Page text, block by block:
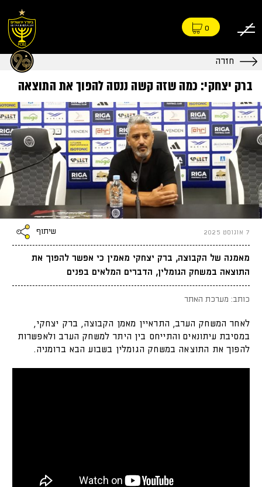
0
חזרה
ברק יצחקי: כמה שזה קשה ננסה להפוך את התוצאה
7 אוגוסט 2025 שיתוף
מאמנה של הקבוצה, ברק יצחקי מאמין כי אפשר להפוך את
התוצאה במשחק הגומלין, הדברים המלאים בפנים
כותב: מערכת האתר
לאחר המשחק הערב, התראיין מאמן הקבוצה, ברק יצחקי,
במסיבת עיתונאים והתייחס בין היתר למשחק הערב ולאפשרות
להפוך את התוצאה במשחק הגומלין בשבוע הבא ברומניה.